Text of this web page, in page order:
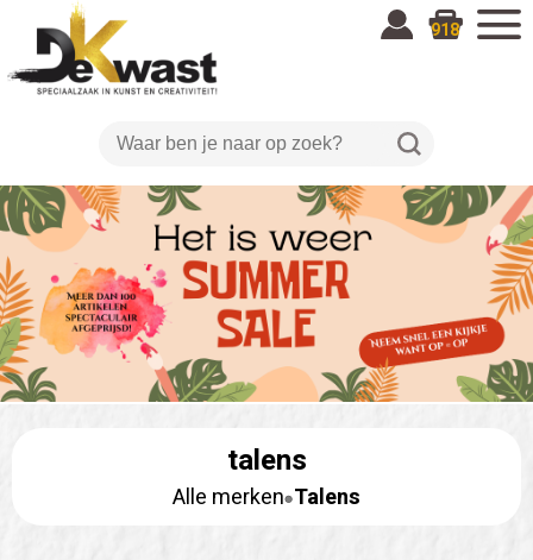
918
talens
Alle merken Talens